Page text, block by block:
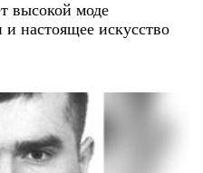
высокой моде
настоящее искусство